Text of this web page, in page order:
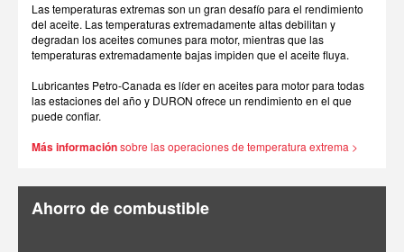
Las temperaturas extremas son un gran desafío para el rendimiento
del aceite. Las temperaturas extremadamente altas debilitan y
degradan los aceites comunes para motor, mientras que las
temperaturas extremadamente bajas impiden que el aceite fluya.
Lubricantes Petro-Canada es líder en aceites para motor para todas
las estaciones del año y DURON ofrece un rendimiento en el que
puede confiar.
Más informaciónsobre las operaciones de temperatura extrema >
Ahorro de combustible